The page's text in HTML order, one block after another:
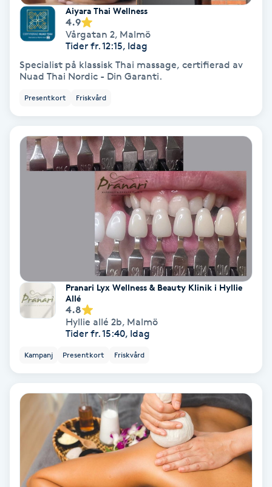
Taktil massage
Tandblekning
Tandläkare
Tatueringsborttagning
Torr hårbotten
Torrborstning
Trådning
Tvätt & Fön
Aiyara Thai Wellness
4.9
Vårgatan 2, Malmö
Tider fr. 12:15, Idag
Specialist på klassisk Thai massage, certifierad av
Nuad Thai Nordic - Din Garanti.
Presentkort Friskvård
Pranari Lyx Wellness & Beauty Klinik i Hyllie
Allé
4.8
Hyllie allé 2b, Malmö
Tider fr. 15:40, Idag
Kampanj Presentkort Friskvård